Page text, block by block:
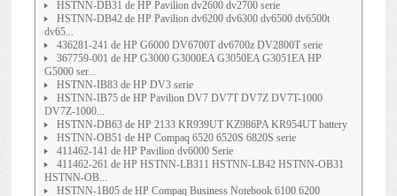
HSTNN-DB31 de HP Pavilion dv2600 dv2700 serie
HSTNN-DB42 de HP Pavilion dv6200 dv6300 dv6500 dv6500t
dv65...
436281-241 de HP G6000 DV6700T dv6700z DV2800T serie
367759-001 de HP G3000 G3000EA G3050EA G3051EA HP
G5000 ser...
HSTNN-IB83 de HP DV3 serie
HSTNN-IB75 de HP Pavilion DV7 DV7T DV7Z DV7T-1000
DV7Z-1000...
HSTNN-DB63 de HP 2133 KR939UT KZ986PA KR954UT battery
HSTNN-OB51 de HP Compaq 6520 6520S 6820S serie
411462-141 de HP Pavilion dv6000 Serie
411462-261 de HP HSTNN-LB311 HSTNN-LB42 HSTNN-OB31
HSTNN-OB...
HSTNN-1B05 de HP Compaq Business Notebook 6100 6200